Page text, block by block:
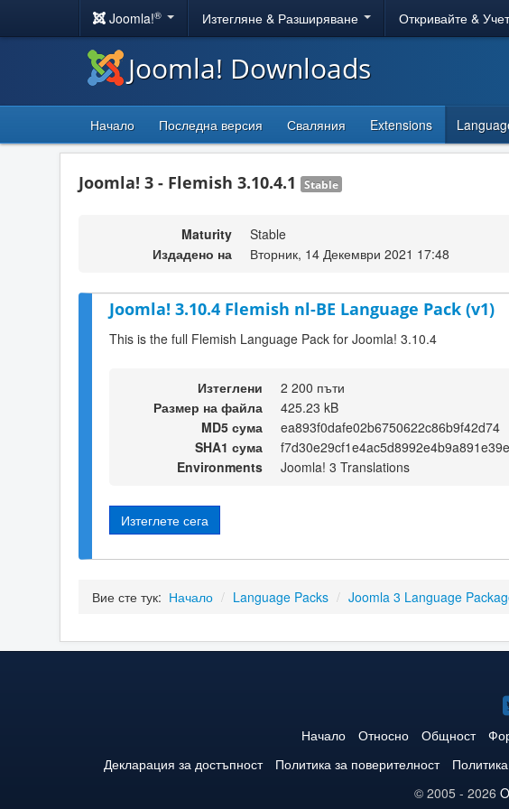
Joomla!® Изтегляне & Разширяване Откривайте &
Joomla! Downloads
Начало Последна версия Сваляния Extensions
Joomla! 3 - Flemish 3.10.4.1 Stable
Maturity
Stable
Издадено на
Вторник, 14 Декември 2021 17:48
Joomla! 3.10.4 Flemish nl-BE Language Pack (v1)
This is the full Flemish Language Pack for Joomla! 3.10.4
Изтеглени
2 200 пъти
Размер на файла
425.23 kB
MD5 сума
ea893f0dafe02b6750622c86b9f42d74
SHA1 сума
Environments
Joomla! 3 Translations
Изтеглете сега
Вие сте тук: Начало / Language Packs / Joomla 3 Language
Начало Относно Общност
Декларация за достъпност
Политика за поверителност
© 2005 - 2026